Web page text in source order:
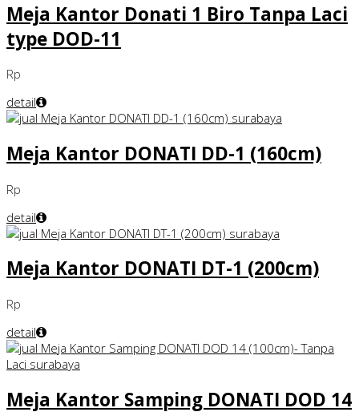
Meja Kantor Donati 1 Biro Tanpa Laci
type DOD-11
Rp
detail
Meja Kantor DONATI DD-1 (160cm)
Rp
detail
Meja Kantor DONATI DT-1 (200cm)
Rp
detail
Meja Kantor Samping DONATI DOD 14